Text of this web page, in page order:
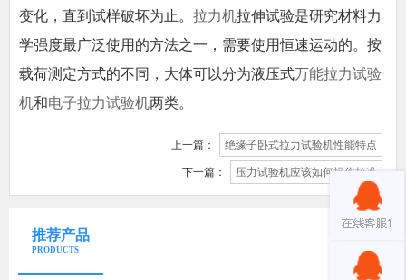
变化，直到试样破坏为止。 拉力机拉伸试验是研究材料力
学强度最广泛使用的方法之一，需要使用恒速运动的。按
载荷测定方式的不同，大体可以分为液压式万能拉力试验
机和电子拉力试验机两类。
上一篇： 绝缘子卧式拉力试验机性能特点
下一篇： 压力试验机应该如何操作校准
推荐产品
PRODUCTS